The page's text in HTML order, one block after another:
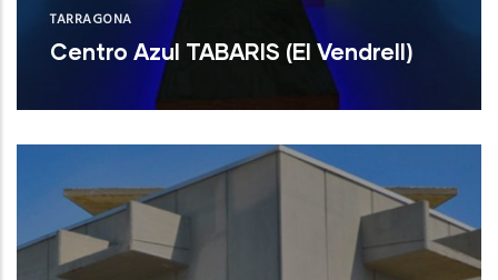
TARRAGONA
Centro Azul TABARIS (El Vendrell)
Centro Azul TABARIS (El Vendrell)NUEVO